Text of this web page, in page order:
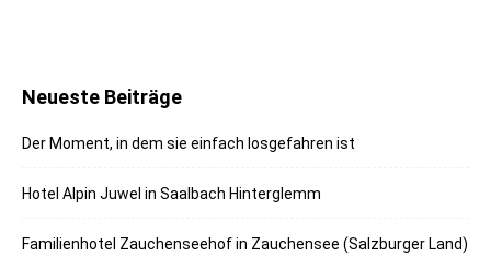
Neueste Beiträge
Der Moment, in dem sie einfach losgefahren ist
Hotel Alpin Juwel in Saalbach Hinterglemm
Familienhotel Zauchenseehof in Zauchensee (Salzburger Land)